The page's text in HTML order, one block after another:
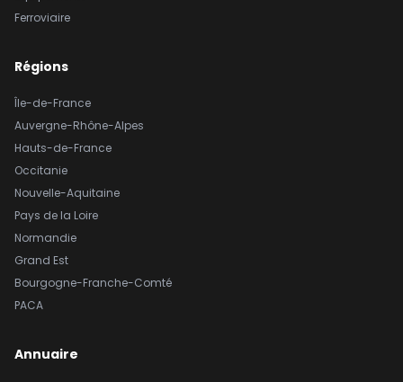
Ferroviaire
Régions
Île-de-France
Auvergne-Rhône-Alpes
Hauts-de-France
Occitanie
Nouvelle-Aquitaine
Pays de la Loire
Normandie
Grand Est
Bourgogne-Franche-Comté
PACA
Annuaire